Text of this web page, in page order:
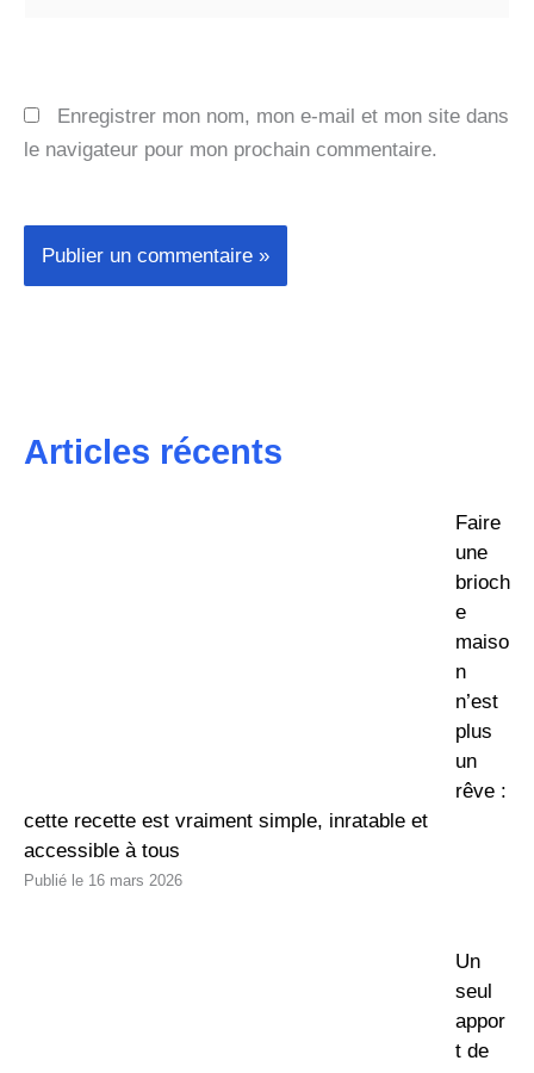
Enregistrer mon nom, mon e-mail et mon site dans
le navigateur pour mon prochain commentaire.
Articles récents
Faire
une
brioch
e
maiso
n
n’est
plus
un
rêve :
cette recette est vraiment simple, inratable et
accessible à tous
16 mars 2026
Un
seul
appor
t de